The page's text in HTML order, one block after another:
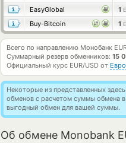
EasyGlobal
1
Buy-Bitcoin
1
Всего по направлению Монобанк
Суммарный резерв обменников: 15
Официальный курс EUR/USD от
Некоторые из представленных
обменов с расчетом суммы обмена
выгодный обмен для вашей суммы.
Об обмене Monobank